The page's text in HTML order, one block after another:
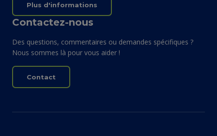
Plus d'informations
Contactez-nous
Des questions, commentaires ou demandes spécifiques ?
Nous sommes là pour vous aider !
Contact